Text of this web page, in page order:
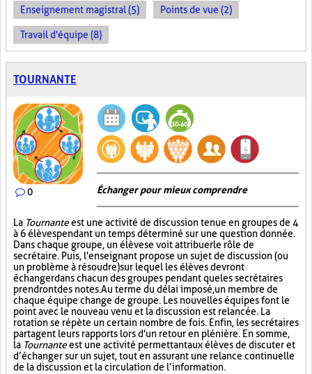
Enseignement magistral (5) Points de vue (2)
Travail d'équipe (8)
TOURNANTE
0 Échanger pour mieux comprendre
La Tournanteest une activité de discussion tenue en groupes de 4
à 6 élèves pendant un temps déterminé sur une question donnée.
Dans chaque groupe, un élève se voit attribuer le rôle de
secrétaire. Puis, l'enseignant propose un sujet de discussion (ou
un problème à résoudre) sur lequel les élèves devront
échanger dans chacun des groupes pendant que les secrétaires
prendront des notes. Au terme du délai imposé, un membre de
chaque équipe change de groupe. Les nouvelles équipes font le
point avec le nouveau venu et la discussion est relancée. La
rotation se répète un certain nombre de fois. Enfin, les secrétaires
partagent leurs rapports lors d'un retour en plénière. En somme,
la Tournanteest une activité permettant aux élèves de discuter et
d’échanger sur un sujet, tout en assurant une relance continuelle
de la discussion et la circulation de l’information.